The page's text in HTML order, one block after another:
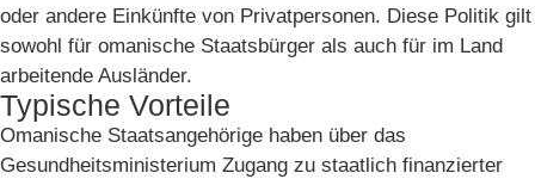
oder andere Einkünfte von Privatpersonen. Diese Politik gilt
sowohl für omanische Staatsbürger als auch für im Land
arbeitende Ausländer.
Typische Vorteile
Omanische Staatsangehörige haben über das
Gesundheitsministerium Zugang zu staatlich finanzierter